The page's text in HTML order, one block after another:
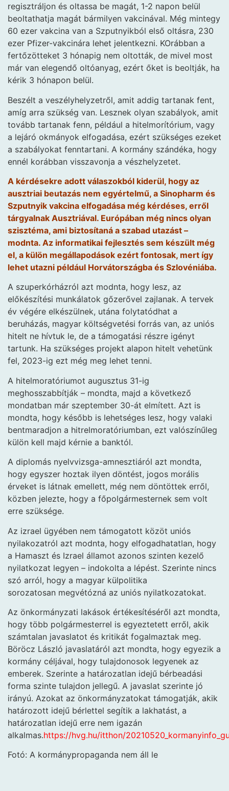
regisztráljon és oltassa be magát, 1-2 napon belül
beoltathatja magát bármilyen vakcinával. Még mintegy
60 ezer vakcina van a Szputnyikból első oltásra, 230
ezer Pfizer-vakcinára lehet jelentkezni. KOrábban a
fertőzötteket 3 hónapig nem oltották, de mivel most
már van elegendő oltóanyag, ezért őket is beoltják, ha
kérik 3 hónapon belül.
Beszélt a veszélyhelyzetről, amit addig tartanak fent,
amíg arra szükség van. Lesznek olyan szabályok, amit
tovább tartanak fenn, például a hitelmorítórium, vagy
a lejáró okmányok elfogadása, ezért szükséges ezeket
a szabályokat fenntartani. A kormány szándéka, hogy
ennél korábban visszavonja a vészhelyzetet.
A kérdésekre adott válaszokból kiderül, hogy az
ausztriai beutazás nem egyértelmű, a Sinopharm és
Szputnyik vakcina elfogadása még kérdéses, erről
tárgyalnak Ausztriával. Európában még nincs olyan
szisztéma, ami biztosítaná a szabad utazást –
modnta. Az informatikai fejlesztés sem készült még
el, a külön megállapodások ezért fontosak, mert így
lehet utazni például Horvátországba és Szlovéniába.
A szuperkórházról azt modnta, hogy lesz, az
előkészítési munkálatok gőzerővel zajlanak. A tervek
év végére elkészülnek, utána folytatódhat a
beruházás, magyar költségvetési forrás van, az uniós
hitelt ne hívtuk le, de a támogatási részre igényt
tartunk. Ha szükséges projekt alapon hitelt vehetünk
fel, 2023-ig ezt még meg lehet tenni.
A hitelmoratóriumot augusztus 31-ig
meghosszabbítják – mondta, majd a következő
mondatban már szeptember 30-át elmített. Azt is
mondta, hogy később is lehetséges lesz, hogy valaki
bentmaradjon a hitrelmoratóriumban, ezt valószínűleg
külön kell majd kérnie a banktól.
A diplomás nyelvvizsga-amnesztiáról azt mondta,
hogy egyszer hoztak ilyen döntést, jogos morális
érveket is látnak emellett, még nem döntöttek erről,
közben jelezte, hogy a főpolgármesternek sem volt
erre szüksége.
Az izrael ügyében nem támogatott közöt uniós
nyilakozatról azt modnta, hogy elfogadhatatlan, hogy
a Hamaszt és Izrael államot azonos szinten kezelő
nyilatkozat legyen – indokolta a lépést. Szerinte nincs
szó arról, hogy a magyar külpolitika
sorozatosan megvétózná az uniós nyilatkozatokat.
Az önkormányzati lakások értékesítéséről azt mondta,
hogy több polgármesterrel is egyeztetett erről, akik
számtalan javaslatot és kritikát fogalmaztak meg.
Böröcz László javaslatáról azt mondta, hogy egyezik a
kormány céljával, hogy tulajdonosok legyenek az
emberek. Szerinte a határozatlan idejű bérbeadási
forma szinte tulajdon jellegű. A javaslat szerinte jó
irányú. Azokat az önkormányzatokat támogatják, akik
határozott idejű bérlettel segítik a lakhatást, a
határozatlan idejű erre nem igazán
alkalmas.https://hvg.hu/itthon/
Fotó: A kormánypropaganda nem áll le